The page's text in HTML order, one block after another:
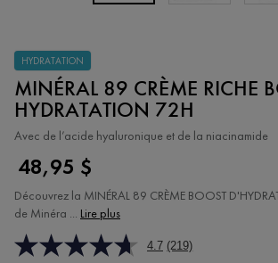
HYDRATATION
MINÉRAL 89 CRÈME RICHE
HYDRATATION 72H
Avec de l’acide hyaluronique et de la niacinamide
48,95 $
Découvrez la MINÉRAL 89 CRÈME BOOST
de Minéra ... Lire plus
4.7 (219)